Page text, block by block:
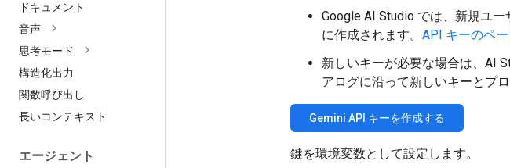
ドキュメント
音声
思考モード
構造化出力
関数呼び出し
長いコンテキスト
エージェント
Google AI Studio では、新規ユ
に作成されます。 API キーのペ
新しいキーが必要な場合は、AI
アログに沿って新しいキーとプ
Gemini API キーを作成する
鍵を環境変数として設定します。